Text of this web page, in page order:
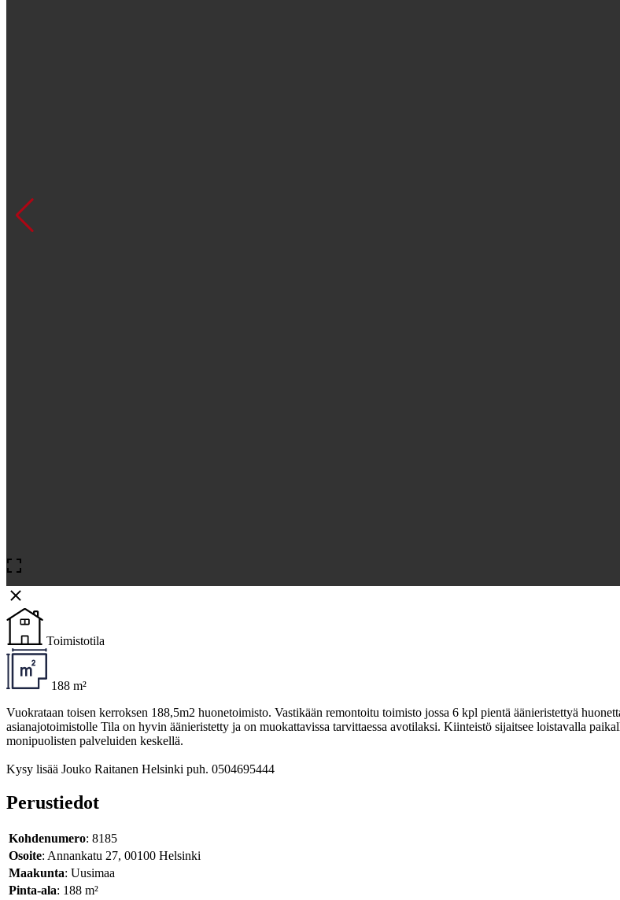
Toimistotila
188 m²
Vuokrataan toisen kerroksen 188,5m2 huonetoimisto. Vastikään remontoitu toimisto jossa 6 kpl pientä äänieristettyä
asianajotoimistolle Tila on hyvin äänieristetty ja on muokattavissa tarvittaessa avotilaksi. Kiinteistö sijaitsee loistavalla
monipuolisten palveluiden keskellä.
Kysy lisää Jouko Raitanen Helsinki puh. 0504695444
Perustiedot
Kohdenumero: 8185
Osoite: Annankatu 27, 00100 Helsinki
Maakunta: Uusimaa
Pinta-ala: 188 m²